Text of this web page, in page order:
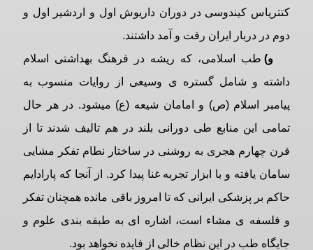
کتتریاس کیندوسی در دوران داریوش اول و اردشیر اول و
دوم در دربار ایران رفت و آمد داشتند.
و) طب اسلامی، که ریشه در فرهنگ بهداشتی اسلام
داشته و شامل گستره ی وسیعی از روایات منسوب به
پیامبر اسلام (ص) و امامان شیعه (ع) میشود. در هر حال
تمامی این منابع طی دورانی بلند در هم تالیف شدند تا از
قرن چهارم هجری به روشنی در ساختار نطام تفکر مشایی
سامان یافته و با ابزار تجربه غنا پیدا کرد. از آنجا که پارادایم
حاکم بر پزشکی ایرانی که تا امروز باقی مانده همچنان تفکر
و فلسفه ی مشاء است، اشاره ای به طبقه بندی علوم و
جایگاه طب در این نظام خالی از فایده نخواهد بود.